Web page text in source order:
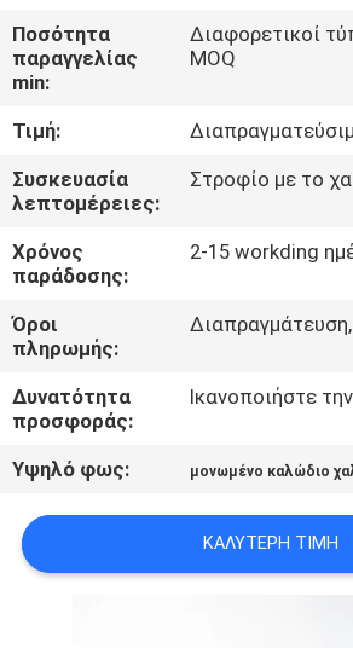
ΠΟΙΟΤΙΚΌΣ
ΈΛΕΓΧΟΣ
ΜΑΣ
ΕΛΆΤΕ
ΣΕ
ΕΠΑΦΉ
ΜΕ
ΕΙΔΉΣΕΙΣ
ΖΗΤΉΣΤΕ
ΑΠΌΣΠΑΣΜΑ
Ποσότητα
παραγγελίας
min:
Διαφορετικοί
MOQ
Τιμή:
Συσκευασία
λεπτομέρειες:
Στροφίο με το
Χρόνος
παράδοσης:
2-15 workding
Όροι
πληρωμής:
Δυνατότητα
προσφοράς:
Ικανοποιήστε
Υψηλό φως: μονωμένο καλώδιο
ΚΑΛΎΤΕΡΗ ΤΙΜΉ